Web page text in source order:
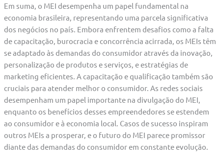
Em suma, o MEI desempenha um papel fundamental na
economia brasileira, representando uma parcela significativa
dos negócios no país. Embora enfrentem desafios como a falta
de capacitação, burocracia e concorrência acirrada, os MEIs têm
se adaptado às demandas do consumidor através da inovação,
personalização de produtos e serviços, e estratégias de
marketing eficientes. A capacitação e qualificação também são
cruciais para atender melhor o consumidor. As redes sociais
desempenham um papel importante na divulgação do MEI,
enquanto os benefícios desses empreendedores se estendem
ao consumidor e à economia local. Casos de sucesso inspiram
outros MEIs a prosperar, e o futuro do MEI parece promissor
diante das demandas do consumidor em constante evolução.